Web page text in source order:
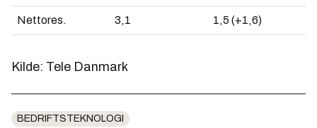
Nettores. 3,1 1,5 (+1,6)
Kilde: Tele Danmark
BEDRIFTSTEKNOLOGI